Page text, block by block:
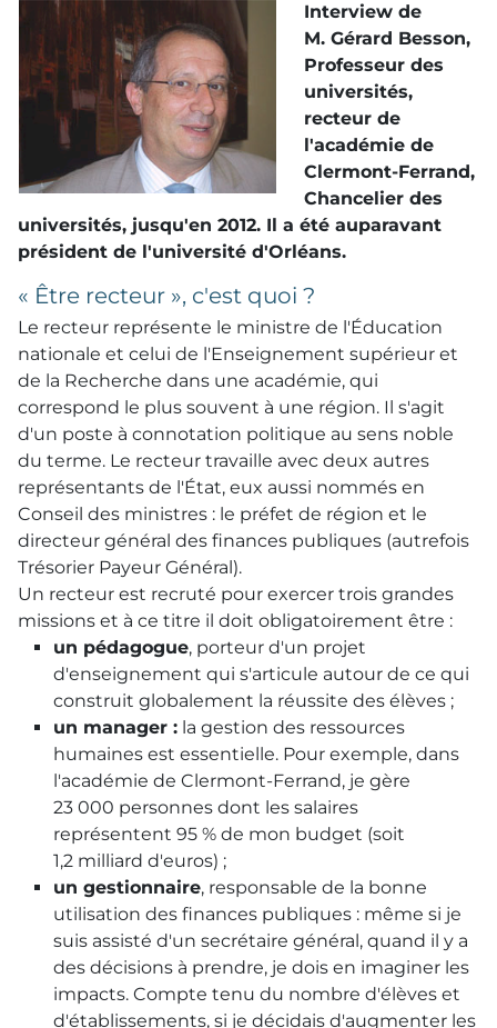
Interview de
M. Gérard Besson,
Professeur des
universités,
recteur de
l'académie de
Clermont-Ferrand,
Chancelier des
universités, jusqu'en 2012. Il a été auparavant
président de l'université d'Orléans.
« Être recteur », c'est quoi ?
Le recteur représente le ministre de l'Éducation
nationale et celui de l'Enseignement supérieur et
de la Recherche dans une académie, qui
correspond le plus souvent à une région. Il s'agit
d'un poste à connotation politique au sens noble
du terme. Le recteur travaille avec deux autres
représentants de l'État, eux aussi nommés en
Conseil des ministres : le préfet de région et le
directeur général des finances publiques (autrefois
Trésorier Payeur Général).
Un recteur est recruté pour exercer trois grandes
missions et à ce titre il doit obligatoirement être :
un pédagogue, porteur d'un projet
d'enseignement qui s'articule autour de ce qui
construit globalement la réussite des élèves ;
un manager : la gestion des ressources
humaines est essentielle. Pour exemple, dans
l'académie de Clermont-Ferrand, je gère
23 000 personnes dont les salaires
représentent 95 % de mon budget (soit
1,2 milliard d'euros) ;
un gestionnaire, responsable de la bonne
utilisation des finances publiques : même si je
suis assisté d'un secrétaire général, quand il y a
des décisions à prendre, je dois en imaginer les
impacts. Compte tenu du nombre d'élèves et
d'établissements, si je décidais d'augmenter les